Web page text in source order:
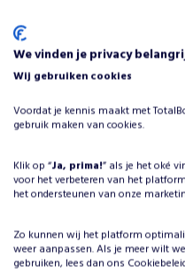
Dominic J.
Vanaf€1415 •
Jazz
We vinden je privacy
Wij gebruiken cookies
Voordat je kennis maakt met
gebruik maken van cookies.
Klik op “Ja, prima!” als je het oké
voor het verbeteren van het
het ondersteunen van onze
Zo kunnen wij het platform
weer aanpassen. Als je meer wilt
gebruiken, lees dan ons